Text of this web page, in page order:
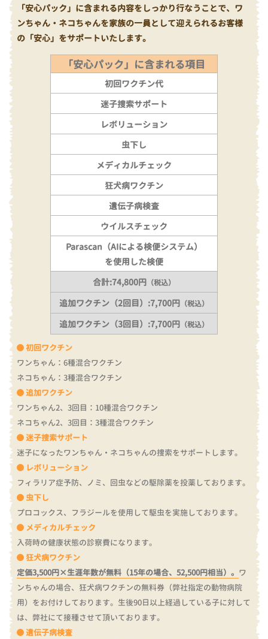
「安心パック」に含まれる内容をしっかり行なうことで、ワ
ンちゃん・ネコちゃんを家族の一員として迎えられるお客様
の「安心」をサポートいたします。
初回ワクチン
ワンちゃん：6種混合ワクチン
ネコちゃん：3種混合ワクチン
追加ワクチン
ワンちゃん2、3回目：10種混合ワクチン
ネコちゃん2、3回目：3種混合ワクチン
迷子捜索サポート
迷子になったワンちゃん・ネコちゃんの捜索をサポートします。
レボリューション
フィラリア症予防、ノミ、回虫などの駆除薬を投薬しております。
虫下し
プロコックス、フラジールを使用して駆虫を実施しております。
メディカルチェック
入荷時の健康状態の診察費になります。
狂犬病ワクチン
定価3,500円×生涯年数が無料（15年の場合、52,500円相当）。 ワ
ンちゃんの場合、狂犬病ワクチンの無料券（弊社指定の動物病院
用）をお付けしております。 生後90日以上経過している子に対して
は、弊社にて接種させて頂いております。
遺伝子病検査
「安心パック」に含まれる項目
初回ワクチン代
迷子捜索サポート
レボリューション
虫下し
メディカルチェック
狂犬病ワクチン
遺伝子病検査
ウイルスチェック
Parascan（AIによる検便システム）
を使用した検便
合計:74,800円 （税込）
追加ワクチン（2回目）:7,700円 （税込）
追加ワクチン（3回目）:7,700円 （税込）